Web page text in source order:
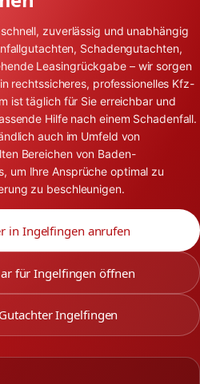
zuverlässig und unabhängig
Schadengutachten,
Leasingrückgabe – wir sorgen
rechtssicheres, professionelles Kfz-
ist täglich für Sie erreichbar und
Hilfe nach einem Schadenfall.
auch im Umfeld von
Bereichen von Baden-
um Ihre Ansprüche optimal zu
zu beschleunigen.
in Ingelfingen anrufen
für Ingelfingen öffnen
Ingelfingen